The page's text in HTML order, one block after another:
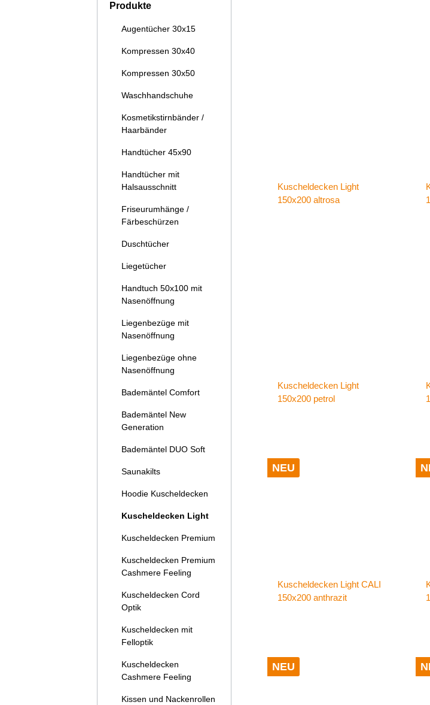
Produkte
Augentücher 30x15
Kompressen 30x40
Kompressen 30x50
Waschhandschuhe
Kosmetikstirnbänder /
Haarbänder
Handtücher 45x90
Handtücher mit
Halsausschnitt
Friseurumhänge /
Färbeschürzen
Duschtücher
Liegetücher
Handtuch 50x100 mit
Nasenöffnung
Liegenbezüge mit
Nasenöffnung
Liegenbezüge ohne
Nasenöffnung
Bademäntel Comfort
Bademäntel New
Generation
Bademäntel DUO Soft
Saunakilts
Hoodie Kuscheldecken
Kuscheldecken Light
Kuscheldecken Premium
Kuscheldecken Premium
Cashmere Feeling
Kuscheldecken Cord
Optik
Kuscheldecken mit
Felloptik
Kuscheldecken
Cashmere Feeling
Kissen und Nackenrollen
Kuscheldecken Light
150x200 altrosa
Kuscheldecken Light
150x200 petrol
NEU
Kuscheldecken Light CALI
150x200 anthrazit
NEU